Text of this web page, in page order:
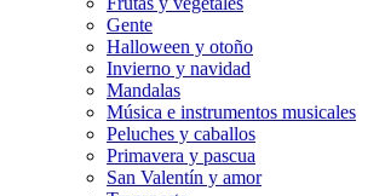
Gente
Halloween y otoño
Invierno y navidad
Mandalas
Música e instrumentos musicales
Peluches y caballos
Primavera y pascua
San Valentín y amor